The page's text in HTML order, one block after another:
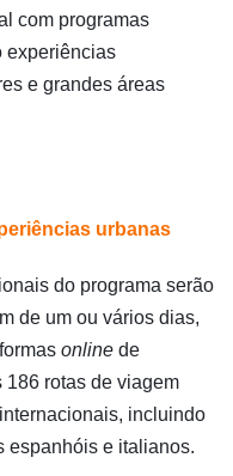
com programas
experiências
e grandes áreas
urbanas
do programa serão
de um ou vários dias,
online de
186 rotas de viagem
incluindo
espanhóis e italianos.